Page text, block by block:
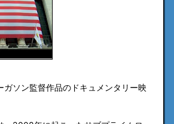
ガソン監督作品のドキュメンタリー映